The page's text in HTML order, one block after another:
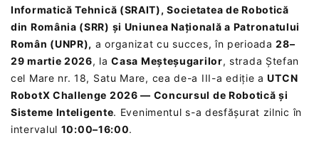
Informatică Tehnică (SRAIT), Societatea de Robotică
din România (SRR) și Uniunea Națională a Patronatului
Român (UNPR), a organizat cu succes, în perioada28–
29 martie 2026, laCasa Meșteșugarilor, strada Ștefan
cel Mare nr. 18, Satu Mare, cea de-a III-a ediție aUTCN
RobotX Challenge 2026 — Concursul de Robotică și
Sisteme Inteligente. Evenimentul s-a desfășurat zilnic în
intervalul 10:00–16:00.